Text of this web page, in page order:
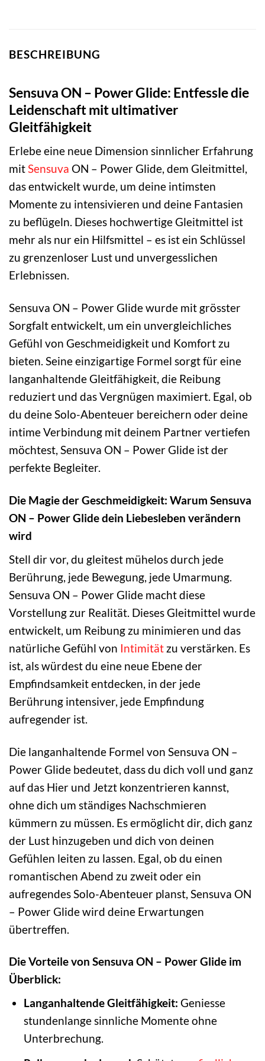
BESCHREIBUNG
Sensuva ON – Power Glide: Entfessle die
Leidenschaft mit ultimativer
Gleitfähigkeit
Erlebe eine neue Dimension sinnlicher Erfahrung
mitSensuva ON – Power Glide, dem Gleitmittel,
das entwickelt wurde, um deine intimsten
Momente zu intensivieren und deine Fantasien
zu beflügeln. Dieses hochwertige Gleitmittel ist
mehr als nur ein Hilfsmittel – es ist ein Schlüssel
zu grenzenloser Lust und unvergesslichen
Erlebnissen.
Sensuva ON – Power Glide wurde mit grösster
Sorgfalt entwickelt, um ein unvergleichliches
Gefühl von Geschmeidigkeit und Komfort zu
bieten. Seine einzigartige Formel sorgt für eine
langanhaltende Gleitfähigkeit, die Reibung
reduziert und das Vergnügen maximiert. Egal, ob
du deine Solo-Abenteuer bereichern oder deine
intime Verbindung mit deinem Partner vertiefen
möchtest, Sensuva ON – Power Glide ist der
perfekte Begleiter.
Die Magie der Geschmeidigkeit: Warum Sensuva
ON – Power Glide dein Liebesleben verändern
wird
Stell dir vor, du gleitest mühelos durch jede
Berührung, jede Bewegung, jede Umarmung.
Sensuva ON – Power Glide macht diese
Vorstellung zur Realität. Dieses Gleitmittel wurde
entwickelt, um Reibung zu minimieren und das
natürliche Gefühl von Intimität zu verstärken. Es
ist, als würdest du eine neue Ebene der
Empfindsamkeit entdecken, in der jede
Berührung intensiver, jede Empfindung
aufregender ist.
Die langanhaltende Formel von Sensuva ON –
Power Glide bedeutet, dass du dich voll und ganz
auf das Hier und Jetzt konzentrieren kannst,
ohne dich um ständiges Nachschmieren
kümmern zu müssen. Es ermöglicht dir, dich ganz
der Lust hinzugeben und dich von deinen
Gefühlen leiten zu lassen. Egal, ob du einen
romantischen Abend zu zweit oder ein
aufregendes Solo-Abenteuer planst, Sensuva ON
– Power Glide wird deine Erwartungen
übertreffen.
Die Vorteile von Sensuva ON – Power Glide im
Überblick:
Langanhaltende Gleitfähigkeit: Geniesse
stundenlange sinnliche Momente ohne
Unterbrechung.